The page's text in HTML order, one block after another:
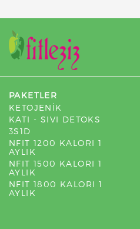
PAKETLER
KETOJENİK
KATI - SIVI DETOKS
3S1D
NFIT 1200 KALORI 1
AYLIK
NFIT 1500 KALORI 1
AYLIK
NFIT 1800 KALORI 1
AYLIK